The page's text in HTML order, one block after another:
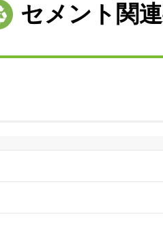
概要
コーポ
ュース
理念・環境理念・行動指針
採用サイト（全国勤務コース）
セメント関